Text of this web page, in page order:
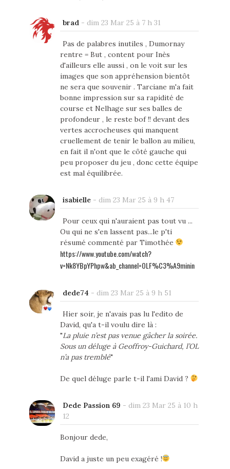
brad- dim 23 Mar 25 à 7 h 31
Pas de palabres inutiles , Dumornay
rentre = But , content pour Inès
d'ailleurs elle aussi , on le voit sur les
images que son appréhension bientôt
ne sera que souvenir . Tarciane m'a fait
bonne impression sur sa rapidité de
course et Nelhage sur ses balles de
profondeur , le reste bof !! devant des
vertes accrocheuses qui manquent
cruellement de tenir le ballon au milieu,
en fait il n'ont que le côté gauche qui
peu proposer du jeu , donc cette équipe
est mal équilibrée.
isabielle- dim 23 Mar 25 à 9 h 47
Pour ceux qui n'auraient pas tout vu ...
Ou qui ne s'en lassent pas...le p'ti
résumé commenté par Timothée
https://www.youtube.com/watch?
v=Nk8YBpYPhpw&ab_channel=OLF%C3%A9minin
dede74 - dim 23 Mar 25 à 9 h 51
Hier soir, je n'avais pas lu l'edito de
David, qu'a t-il voulu dire là :
"La pluie n’est pas venue gâcher la soirée.
Sous un déluge à Geoffroy-Guichard, l’OL
n’a pas tremblé"
De quel déluge parle t-il l'ami David ?
Dede Passion 69 - dim 23 Mar 25 à 10 h
12
Bonjour dede,
David a juste un peu exagéré !